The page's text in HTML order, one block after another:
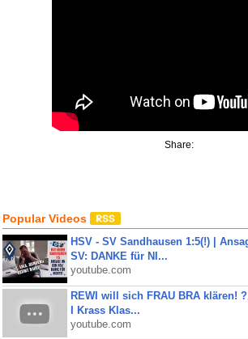
Share:
Popular Videos
HSV - SV Sandhausen 1:5(!) |
SV: DANKE für NI...
youtube.com
REWI will sich FRAU BRA klären!
I Krass Klas...
youtube.com